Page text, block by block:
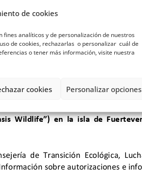
de cookies
fines analíticos y de personalización de nuestros
de cookies, rechazarlas o personalizar cuál de
o tener más información, visite nuestra
cookies Personalizar opciones